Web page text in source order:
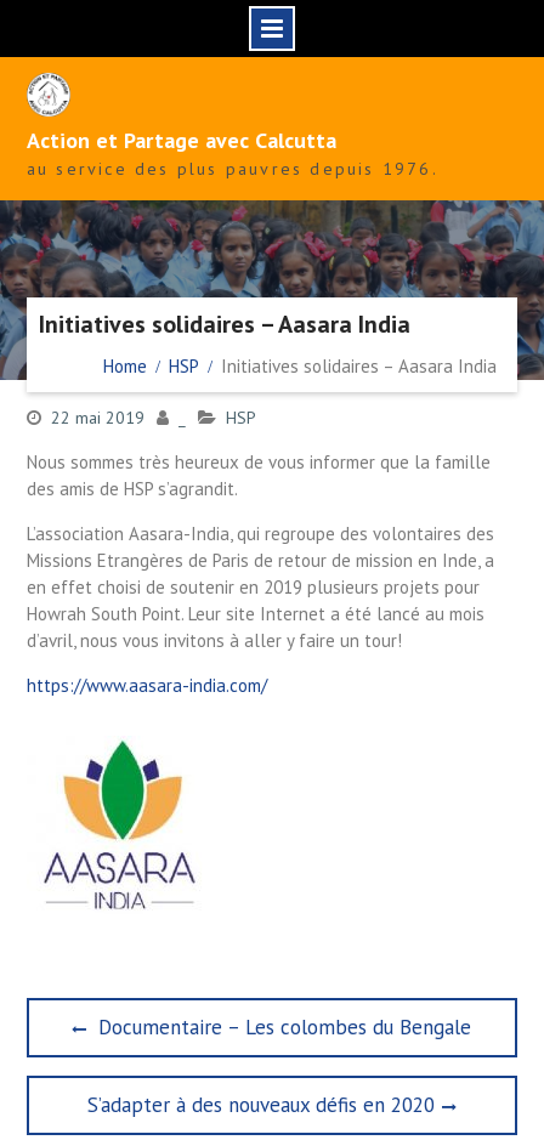
content
Action et Partage avec Calcutta
au service des plus pauvres depuis 1976.
Initiatives solidaires – Aasara India
Home HSP Initiatives solidaires – Aasara India
22 mai 2019 HSP
Nous sommes très heureux de vous informer que la famille
des amis de HSP s’agrandit.
L’association Aasara-India, qui regroupe des volontaires des
Missions Etrangères de Paris de retour de mission en Inde, a
en effet choisi de soutenir en 2019 plusieurs projets pour
Howrah South Point. Leur site Internet a été lancé au mois
d’avril, nous vous invitons à aller y faire un tour!
https://www.aasara-india.com/
Navigation
de
l’article
Previous
post:
Documentaire – Les colombes du Bengale
Next
post:
S’adapter à des nouveaux défis en 2020